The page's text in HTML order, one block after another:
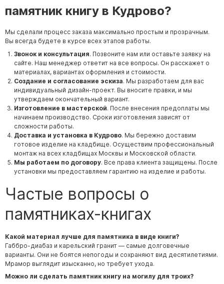
памятник книгу в Кудрово?
Мы сделали процесс заказа максимально простым и прозрачным.
Вы всегда будете в курсе всех этапов работы.
Звонок и консультация. Позвоните нам или оставьте заявку на
сайте. Наш менеджер ответит на все вопросы. Он расскажет о
материалах, вариантах оформления и стоимости.
Создание и согласование эскиза. Мы разработаем для вас
индивидуальный дизайн-проект. Вы вносите правки, и мы
утверждаем окончательный вариант.
Изготовление в мастерской. После внесения предоплаты мы
начинаем производство. Сроки изготовления зависят от
сложности работы.
Доставка и установка в Кудрово. Мы бережно доставим
готовое изделие на кладбище. Осуществим профессиональный
монтаж на всех кладбищах Москвы и Московской области.
Мы работаем по договору. Все права клиента защищены. После
установки мы предоставляем гарантию на изделие и работы.
Частые вопросы о
памятниках-книгах
Какой материал лучше для памятника в виде книги?
Габбро-диабаз и карельский гранит — самые долговечные
варианты. Они не боятся непогоды и сохраняют вид десятилетиями.
Мрамор выглядит изысканно, но требует ухода.
Можно ли сделать памятник книгу на могилу для троих?